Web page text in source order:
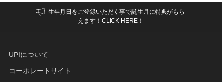
生年月日をご登録いただく事で誕生月に特典がもら
えます！CLICK HERE！
UPIについて
コーポレートサイト